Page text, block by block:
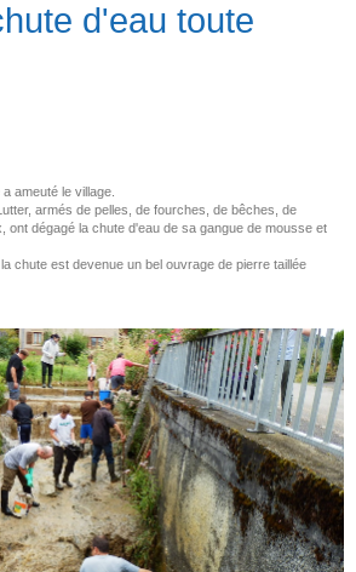
d'eau toute
ameuté le village.
armés de pelles, de fourches, de bêches, de
ont dégagé la chute d'eau de sa gangue de mousse et
chute est devenue un bel ouvrage de pierre taillée